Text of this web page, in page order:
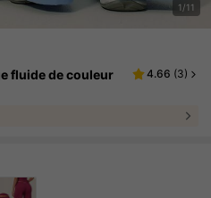
1/11
fluide de couleur
4.66 (3)